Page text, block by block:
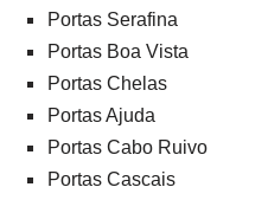
Portas Serafina
Portas Boa Vista
Portas Chelas
Portas Ajuda
Portas Cabo Ruivo
Portas Cascais